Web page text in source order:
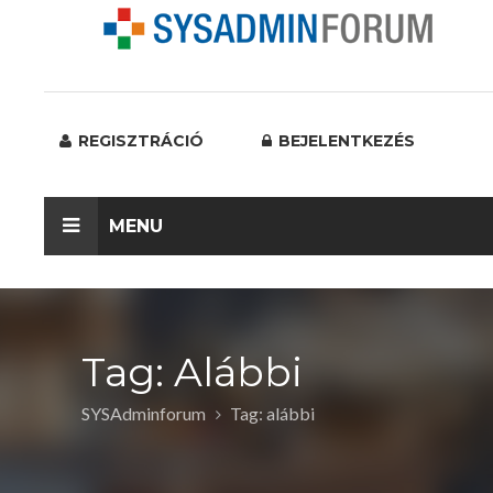
REGISZTRÁCIÓ BEJELENTKEZÉS
MENU
Tag: Alábbi
SYSAdminforum Tag: alábbi